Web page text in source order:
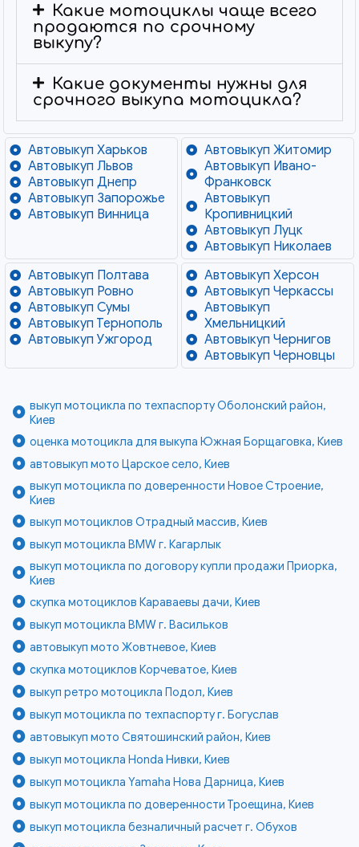
Какие мотоциклы чаще всего
продаются по срочному
выкупу?
Какие документы нужны для
срочного выкупа мотоцикла?
Автовыкуп Харьков
Автовыкуп Львов
Автовыкуп Днепр
Автовыкуп Запорожье
Автовыкуп Винница
Автовыкуп Житомир
Автовыкуп Ивано-
Франковск
Автовыкуп
Кропивницкий
Автовыкуп Луцк
Автовыкуп Николаев
Автовыкуп Полтава
Автовыкуп Ровно
Автовыкуп Сумы
Автовыкуп Тернополь
Автовыкуп Ужгород
Автовыкуп Херсон
Автовыкуп Черкассы
Автовыкуп
Хмельницкий
Автовыкуп Чернигов
Автовыкуп Черновцы
выкуп мотоцикла по техпаспорту Оболонский район,
Киев
оценка мотоцикла для выкупа Южная Борщаговка, Киев
автовыкуп мото Царское село, Киев
выкуп мотоцикла по доверенности Новое Строение,
Киев
выкуп мотоциклов Отрадный массив, Киев
выкуп мотоцикла BMW г. Кагарлык
выкуп мотоцикла по договору купли продажи Приорка,
Киев
скупка мотоциклов Караваевы дачи, Киев
выкуп мотоцикла BMW г. Васильков
автовыкуп мото Жовтневое, Киев
скупка мотоциклов Корчеватое, Киев
выкуп ретро мотоцикла Подол, Киев
выкуп мотоцикла по техпаспорту г. Богуслав
автовыкуп мото Святошинский район, Киев
выкуп мотоцикла Honda Нивки, Киев
выкуп мотоцикла Yamaha Нова Дарница, Киев
выкуп мотоцикла по доверенности Троещина, Киев
выкуп мотоцикла безналичный расчет г. Обухов